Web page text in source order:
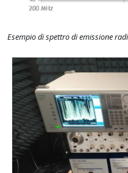
Esempio di spettro di emissione